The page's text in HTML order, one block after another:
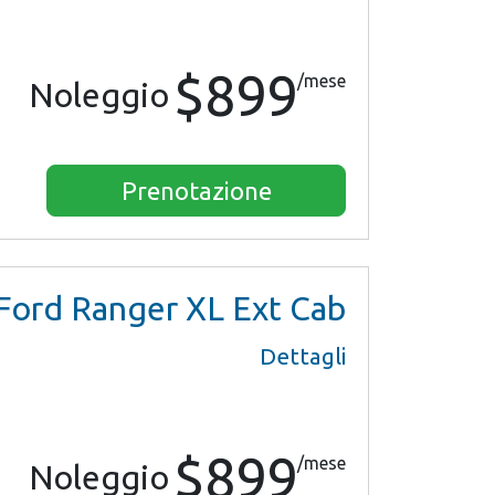
Noleggio $899/mese
Prenotazione
Ranger XL Ext Cab
Dettagli
Noleggio $899/mese